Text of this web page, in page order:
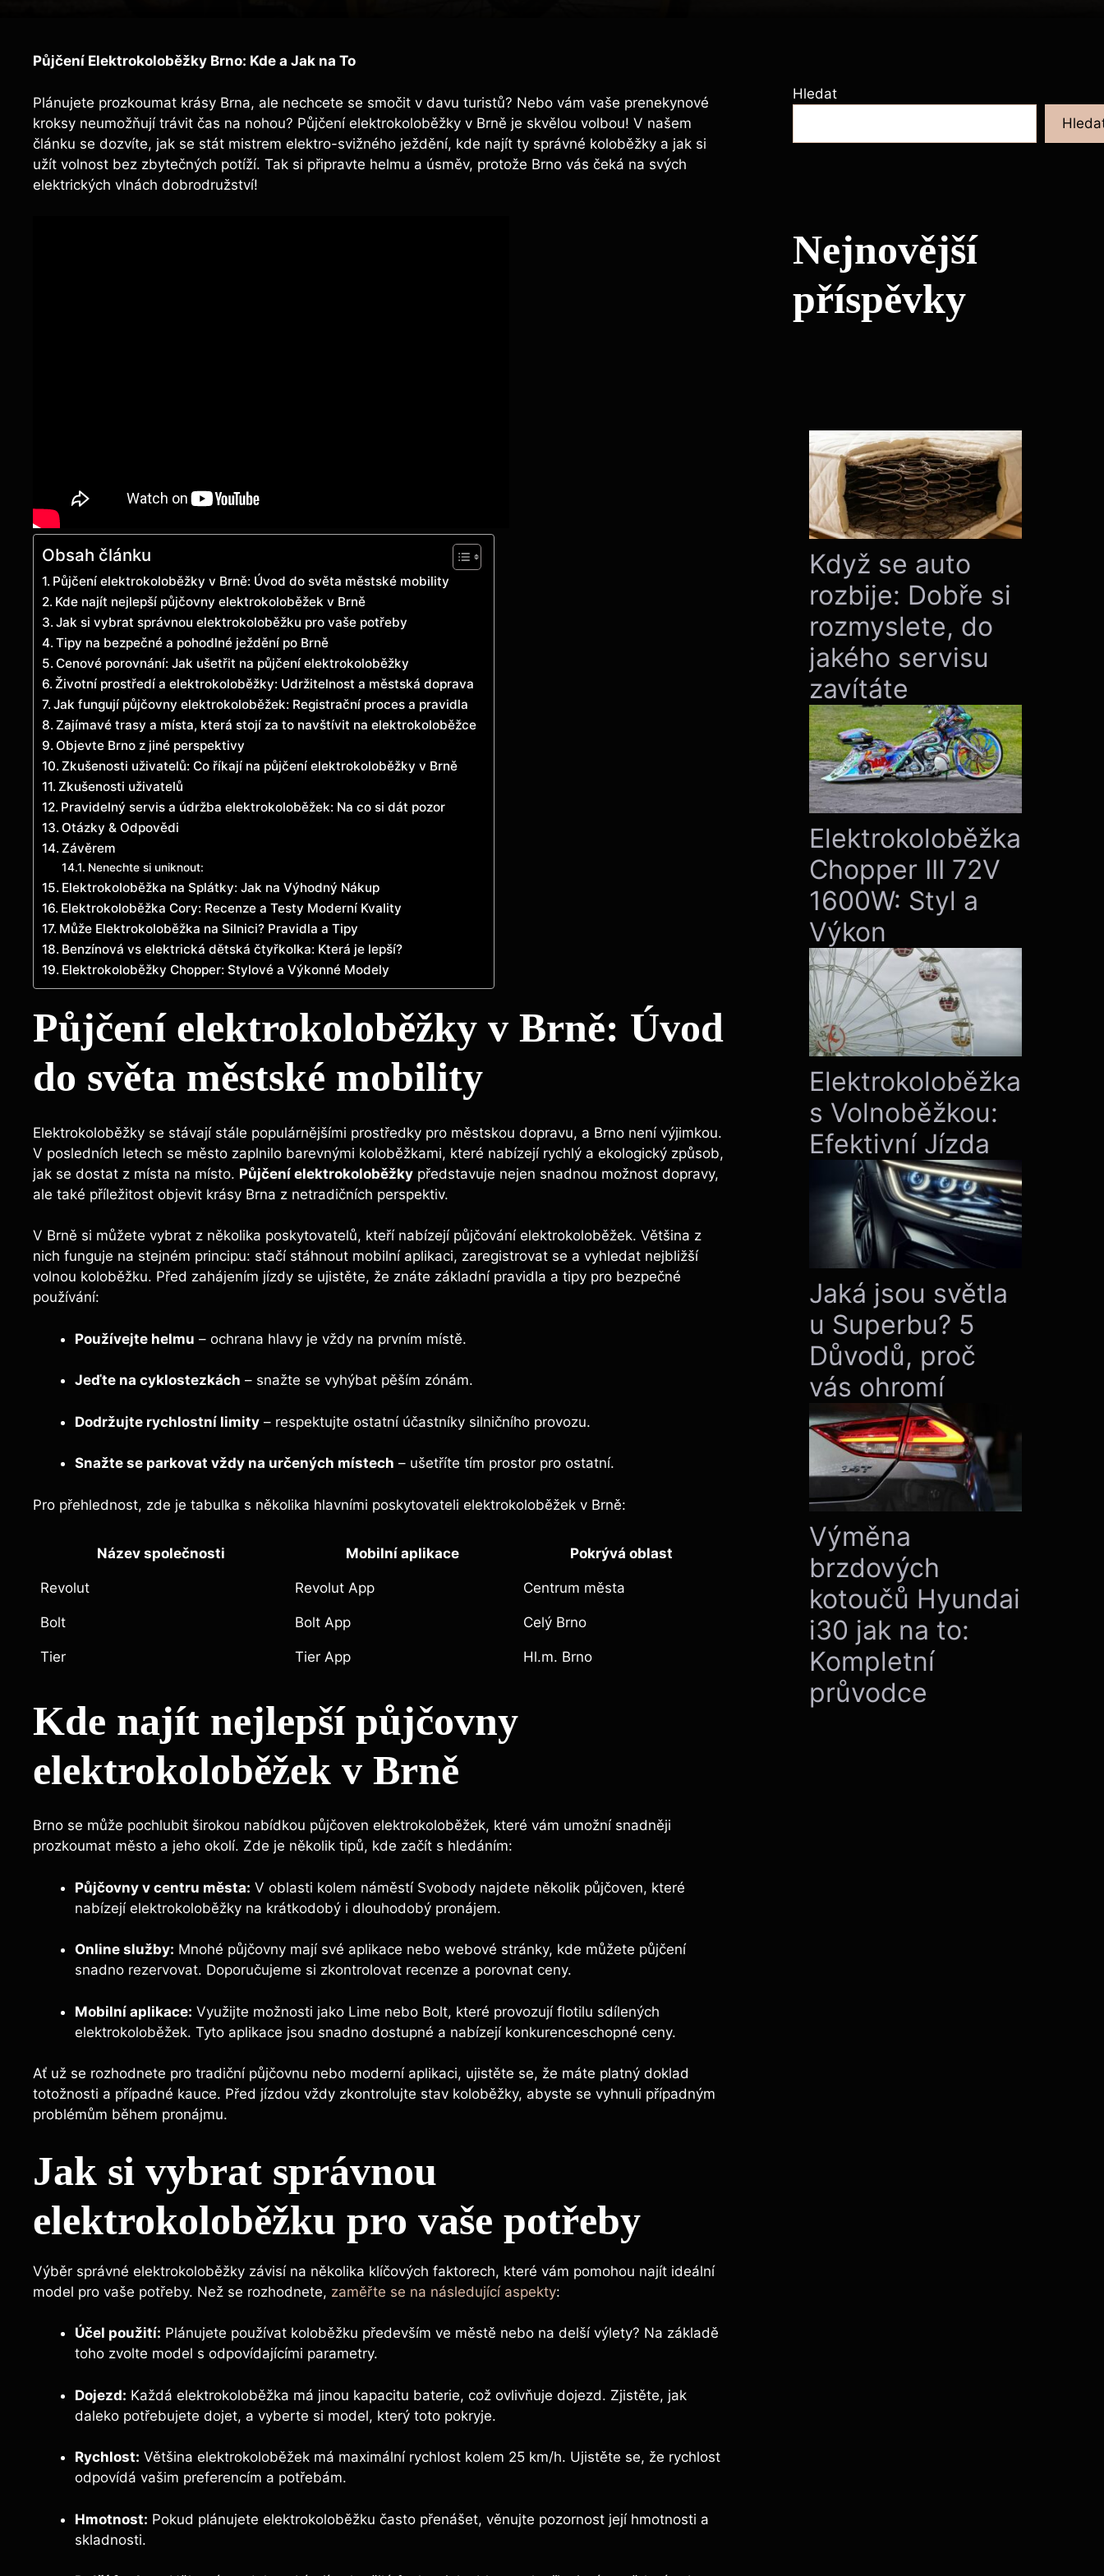
Půjčení Elektrokoloběžky Brno: Kde a Jak na To
Plánujete prozkoumat krásy Brna, ale nechcete se smočit v davu turistů? Nebo vám vaše prenekynové
kroksy neumožňují trávit čas na nohou? Půjčení elektrokoloběžky v Brně je skvělou volbou! V našem
článku se dozvíte, jak se stát mistrem elektro-svižného ježdění, kde najít ty správné koloběžky a jak si
užít volnost bez zbytečných potíží. Tak si připravte helmu a úsměv, protože Brno vás čeká na svých
elektrických vlnách dobrodružství!
Obsah článku
Půjčení elektrokoloběžky v Brně: Úvod do světa městské mobility
Kde najít nejlepší půjčovny elektrokoloběžek v Brně
Jak si vybrat správnou elektrokoloběžku pro vaše potřeby
Tipy na bezpečné a pohodlné ježdění po Brně
Cenové porovnání: Jak ušetřit na půjčení elektrokoloběžky
Životní prostředí a elektrokoloběžky: Udržitelnost a městská doprava
Jak fungují půjčovny elektrokoloběžek: Registrační proces a pravidla
Zajímavé trasy a místa, která stojí za to navštívit na elektrokoloběžce
Objevte Brno z jiné perspektivy
Zkušenosti uživatelů: Co říkají na půjčení elektrokoloběžky v Brně
Zkušenosti uživatelů
Pravidelný servis a údržba elektrokoloběžek: Na co si dát pozor
Otázky & Odpovědi
Závěrem
Nenechte si uniknout:
Elektrokoloběžka na Splátky: Jak na Výhodný Nákup
Elektrokoloběžka Cory: Recenze a Testy Moderní Kvality
Může Elektrokoloběžka na Silnici? Pravidla a Tipy
Benzínová vs elektrická dětská čtyřkolka: Která je lepší?
Elektrokoloběžky Chopper: Stylové a Výkonné Modely
Půjčení elektrokoloběžky v Brně: Úvod
do světa městské mobility
Elektrokoloběžky se stávají stále populárnějšími prostředky pro městskou dopravu, a Brno není výjimkou.
V posledních letech se město zaplnilo barevnými koloběžkami, které nabízejí rychlý a ekologický způsob,
jak se dostat z místa na místo. Půjčení elektrokoloběžky představuje nejen snadnou možnost dopravy,
ale také příležitost objevit krásy Brna z netradičních perspektiv.
V Brně si můžete vybrat z několika poskytovatelů, kteří nabízejí půjčování elektrokoloběžek. Většina z
nich funguje na stejném principu: stačí stáhnout mobilní aplikaci, zaregistrovat se a vyhledat nejbližší
volnou koloběžku. Před zahájením jízdy se ujistěte, že znáte základní pravidla a tipy pro bezpečné
používání:
Používejte helmu – ochrana hlavy je vždy na prvním místě.
Jeďte na cyklostezkách – snažte se vyhýbat pěším zónám.
Dodržujte rychlostní limity – respektujte ostatní účastníky silničního provozu.
Snažte se parkovat vždy na určených místech – ušetříte tím prostor pro ostatní.
Pro přehlednost, zde je tabulka s několika hlavními poskytovateli elektrokoloběžek v Brně:
Název společnosti Mobilní aplikace Pokrývá oblast
Revolut Revolut App Centrum města
Bolt Bolt App Celý Brno
Tier Tier App Hl.m. Brno
Kde najít nejlepší půjčovny
elektrokoloběžek v Brně
Brno se může pochlubit širokou nabídkou půjčoven elektrokoloběžek, které vám umožní snadněji
prozkoumat město a jeho okolí. Zde je několik tipů, kde začít s hledáním:
Půjčovny v centru města: V oblasti kolem náměstí Svobody najdete několik půjčoven, které
nabízejí elektrokoloběžky na krátkodobý i dlouhodobý pronájem.
Online služby: Mnohé půjčovny mají své aplikace nebo webové stránky, kde můžete půjčení
snadno rezervovat. Doporučujeme si zkontrolovat recenze a porovnat ceny.
Mobilní aplikace: Využijte možnosti jako Lime nebo Bolt, které provozují flotilu sdílených
elektrokoloběžek. Tyto aplikace jsou snadno dostupné a nabízejí konkurenceschopné ceny.
Ať už se rozhodnete pro tradiční půjčovnu nebo moderní aplikaci, ujistěte se, že máte platný doklad
totožnosti a případné kauce. Před jízdou vždy zkontrolujte stav koloběžky, abyste se vyhnuli případným
problémům během pronájmu.
Jak si vybrat správnou
elektrokoloběžku pro vaše potřeby
Výběr správné elektrokoloběžky závisí na několika klíčových faktorech, které vám pomohou najít ideální
model pro vaše potřeby. Než se rozhodnete, zaměřte se na následující aspekty:
Účel použití: Plánujete používat koloběžku především ve městě nebo na delší výlety? Na základě
toho zvolte model s odpovídajícími parametry.
Dojezd: Každá elektrokoloběžka má jinou kapacitu baterie, což ovlivňuje dojezd. Zjistěte, jak
daleko potřebujete dojet, a vyberte si model, který toto pokryje.
Rychlost: Většina elektrokoloběžek má maximální rychlost kolem 25 km/h. Ujistěte se, že rychlost
odpovídá vašim preferencím a potřebám.
Hmotnost: Pokud plánujete elektrokoloběžku často přenášet, věnujte pozornost její hmotnosti a
skladnosti.
Hledat
Nejnovější
příspěvky
Když se auto
rozbije: Dobře si
rozmyslete, do
jakého servisu
zavítáte
Elektrokoloběžka
Chopper III 72V
1600W: Styl a
Výkon
Elektrokoloběžka
s Volnoběžkou:
Efektivní Jízda
Jaká jsou světla
u Superbu? 5
Důvodů, proč
vás ohromí
Výměna
brzdových
kotoučů Hyundai
i30 jak na to:
Kompletní
průvodce